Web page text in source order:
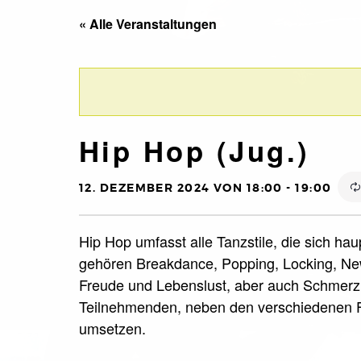
« Alle Veranstaltungen
Hip Hop (Jug.)
12. DEZEMBER 2024 VON 18:00 -19:00
Hip Hop umfasst alle Tanzstile, die sich
gehören Breakdance, Popping, Locking,
Freude und Lebenslust, aber auch
Teilnehmenden, neben den
umsetzen.